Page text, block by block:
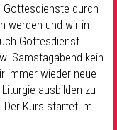
durch
werden und wir in
Gottesdienst
Samstagabend kein
immer wieder neue
ausbilden zu
Kurs startet im